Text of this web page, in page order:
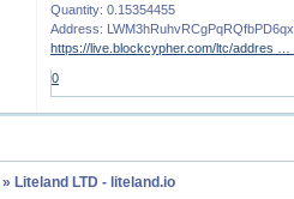
Quantity: 0.15354455
Address:
https://live.blockcypher.com/ltc/addres …
0
»Liteland LTD - liteland.io